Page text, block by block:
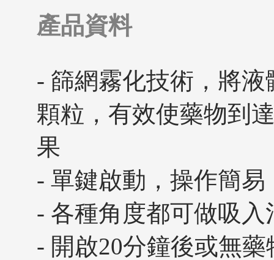
產品資料
- 篩網霧化技術，將
顆粒，有效使藥物到
果
- 單鍵啟動，操作簡易
- 各種角度都可做吸入
- 開啟20分鐘後或無